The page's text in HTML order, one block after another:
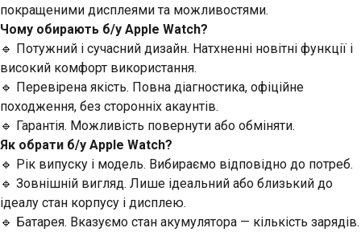
покращеними дисплеями та можливостями.
Чому обирають б/у Apple Watch?
🔹 Потужний і сучасний дизайн. Натхненні новітні функції і
високий комфорт використання.
🔹 Перевірена якість. Повна діагностика, офіційне
походження, без сторонніх акаунтів.
🔹 Гарантія. Можливість повернути або обміняти.
Як обрати б/у Apple Watch?
🔹 Рік випуску і модель. Вибираємо відповідно до потреб.
🔹 Зовнішній вигляд. Лише ідеальний або близький до
ідеалу стан корпусу і дисплею.
🔹 Батарея. Вказуємо стан акумулятора — кількість зарядів.